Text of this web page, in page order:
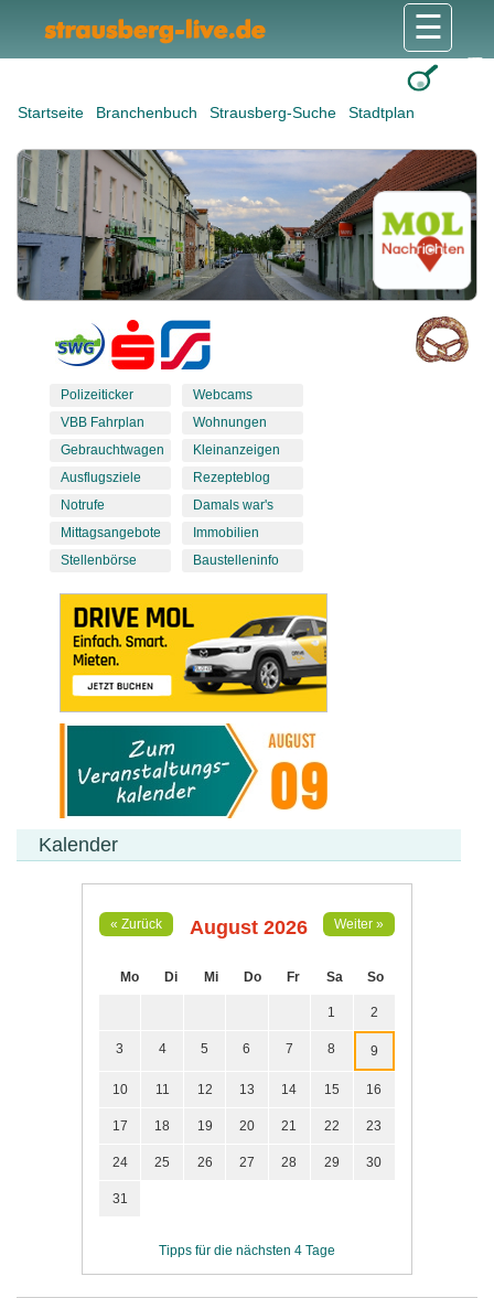
Startseite Branchenbuch Strausberg-Suche Stadtplan
☰
Polizeiticker
VBB Fahrplan
Gebrauchtwagen
Ausflugsziele
Notrufe
Mittagsangebote
Stellenbörse
Webcams
Wohnungen
Kleinanzeigen
Rezepteblog
Damals war's
Immobilien
Baustelleninfo
Kalender
« Zurück August 2026 Weiter »
Mo Di Mi Do Fr Sa So
1 2
3 4 5 6 7 8 9
10 11 12 13 14 15 16
17 18 19 20 21 22 23
24 25 26 27 28 29 30
31
Tipps für die nächsten 4 Tage